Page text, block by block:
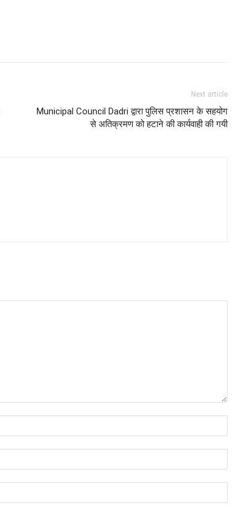
Next article
Municipal Council Dadri द्वारा पुलिस प्रशासन के सहयोग
से अतिक्रमण को हटाने की कार्यवाही की गयी